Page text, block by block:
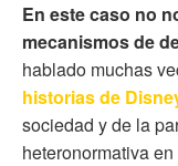
En este caso no
mecanismos de
hablado muchas
historias de
sociedad y de la
heteronormativa